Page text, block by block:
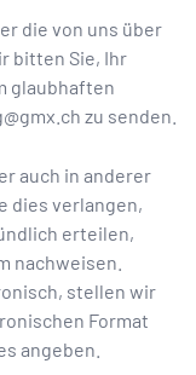
die von uns über
bitten Sie, Ihr
glaubhaften
zu senden.
auch in anderer
dies verlangen,
erteilen,
nachweisen.
stellen wir
Format
angeben.